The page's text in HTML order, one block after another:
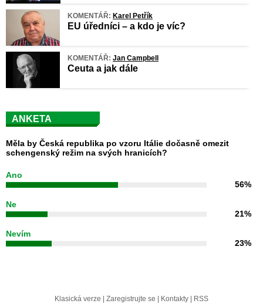
KOMENTÁŘ: Karel Petřík
EU úředníci – a kdo je víc?
KOMENTÁŘ: Jan Campbell
Ceuta a jak dále
ANKETA
Měla by Česká republika po vzoru Itálie dočasně omezit
schengenský režim na svých hranicích?
Ano
56%
Ne
21%
Nevím
23%
Klasická verze | Zaregistrujte se | Kontakty | RSS